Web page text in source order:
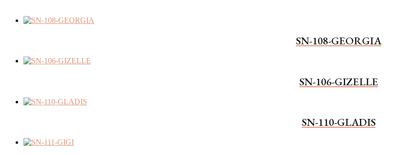
SN-108-GEORGIA
SN-106-GIZELLE
SN-110-GLADIS